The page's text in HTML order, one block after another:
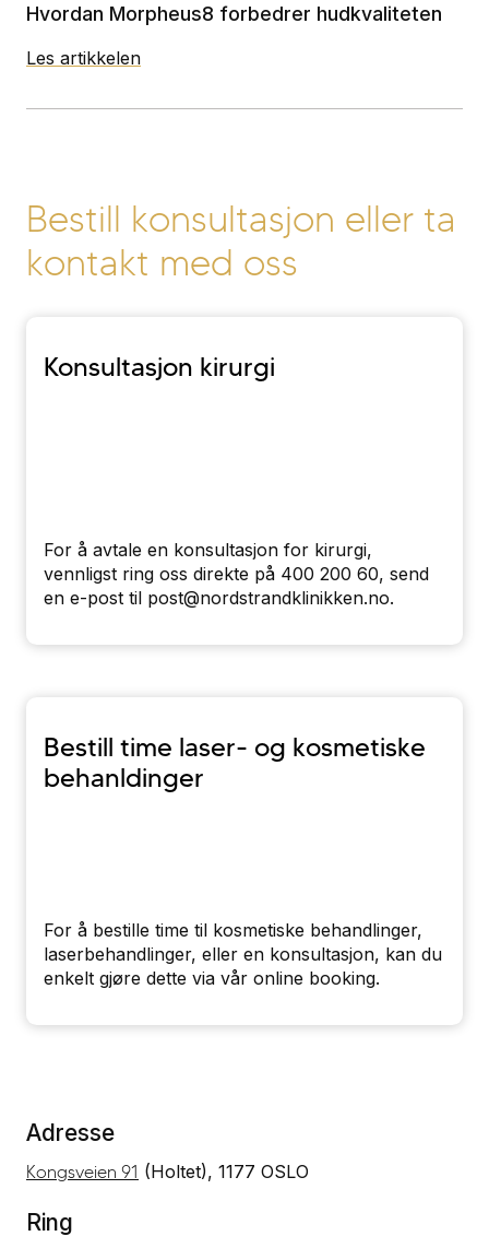
Hvordan Morpheus8 forbedrer hudkvaliteten
Les artikkelen
Bestill konsultasjon eller ta
kontakt med oss
Konsultasjon kirurgi
For å avtale en konsultasjon for kirurgi,
vennligst ring oss direkte på 400 200 60, send
en e-post til post@nordstrandklinikken.no.
Bestill time laser- og kosmetiske
behanldinger
For å bestille time til kosmetiske behandlinger,
laserbehandlinger, eller en konsultasjon, kan du
enkelt gjøre dette via vår online booking.
Adresse
Kongsveien 91 (Holtet), 1177 OSLO
Ring